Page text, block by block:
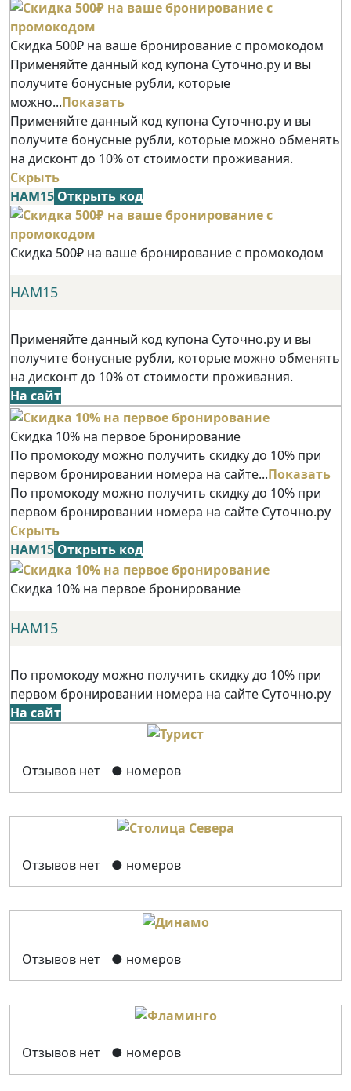
Скидка 500₽ на ваше бронирование с промокодом
Применяйте данный код купона Суточно.ру и вы
получите бонусные рубли, которые
можно...Показать
Применяйте данный код купона Суточно.ру и вы
получите бонусные рубли, которые можно обменять
на дисконт до 10% от стоимости проживания.
Скрыть
НАМ15 Открыть код
Скидка 500₽ на ваше бронирование с промокодом
НАМ15
Применяйте данный код купона Суточно.ру и вы
получите бонусные рубли, которые можно обменять
на дисконт до 10% от стоимости проживания.
На сайт
Скидка 10% на первое бронирование
По промокоду можно получить скидку до 10% при
первом бронировании номера на сайте...Показать
По промокоду можно получить скидку до 10% при
первом бронировании номера на сайте Суточно.ру
Скрыть
НАМ15 Открыть код
Скидка 10% на первое бронирование
НАМ15
По промокоду можно получить скидку до 10% при
первом бронировании номера на сайте Суточно.ру
На сайт
Отзывов нет ● номеров
Отзывов нет ● номеров
Отзывов нет ● номеров
Отзывов нет ● номеров